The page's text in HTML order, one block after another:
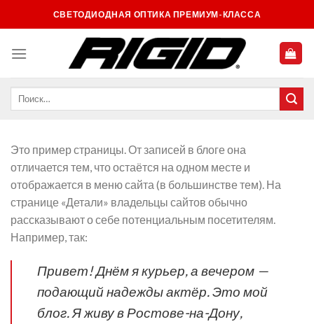
to
СВЕТОДИОДНАЯ ОПТИКА ПРЕМИУМ-КЛАССА
Это пример страницы. От записей в блоге она
отличается тем, что остаётся на одном месте и
отображается в меню сайта (в большинстве тем). На
странице «Детали» владельцы сайтов обычно
рассказывают о себе потенциальным посетителям.
Например, так:
Привет! Днём я курьер, а вечером —
подающий надежды актёр. Это мой
блог. Я живу в Ростове-на-Дону,